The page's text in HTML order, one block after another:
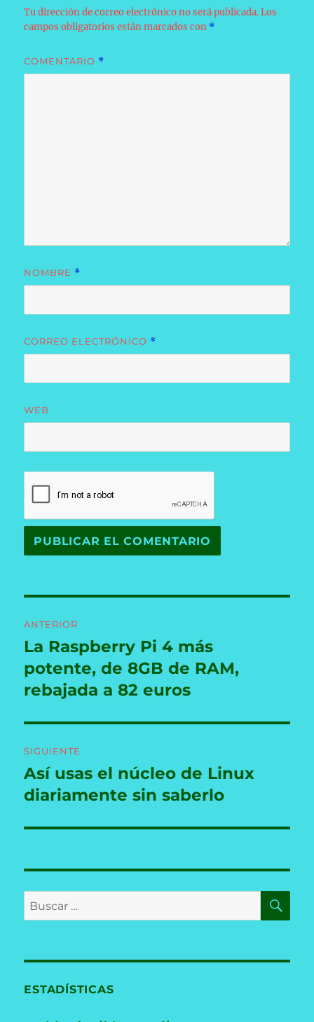
Tu dirección de correo electrónico no será publicada. Los
campos obligatorios están marcados con *
COMENTARIO *
NOMBRE *
CORREO ELECTRÓNICO *
WEB
de
entradas
ANTERIOR
Entrada
anterior:
La Raspberry Pi 4 más
potente, de 8GB de RAM,
rebajada a 82 euros
SIGUIENTE
Entrada
siguiente:
Así usas el núcleo de Linux
diariamente sin saberlo
Buscar
por:
ESTADÍSTICAS